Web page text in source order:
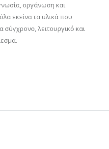
οργάνωση και
εκείνα τα υλικά που
σύγχρονο, λειτουργικό και